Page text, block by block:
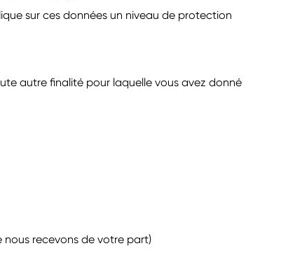
sur ces données un niveau de protection
autre finalité pour laquelle vous avez donné
nous recevons de votre part)